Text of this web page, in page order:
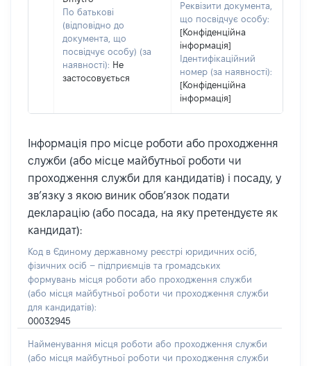
По батькові
(відповідно до
документа, що
посвідчує особу) (за
наявності): Не
застосовується
Реквізити документа,
що посвідчує особу:
[Конфіденційна
інформація]
Ідентифікаційний
номер (за наявності):
[Конфіденційна
інформація]
Інформація про місце роботи або проходження
служби (або місце майбутньої роботи чи
проходження служби для кандидатів) і посаду, у
зв’язку з якою виник обов’язок подати
декларацію (або посада, на яку претендуєте як
кандидат):
Код в Єдиному державному реєстрі юридичних осіб,
фізичних осіб – підприємців та громадських
формувань місця роботи або проходження служби
(або місця майбутньої роботи чи проходження служби
для кандидатів):
00032945
Найменування місця роботи або проходження служби
(або місця майбутньої роботи чи проходження служби